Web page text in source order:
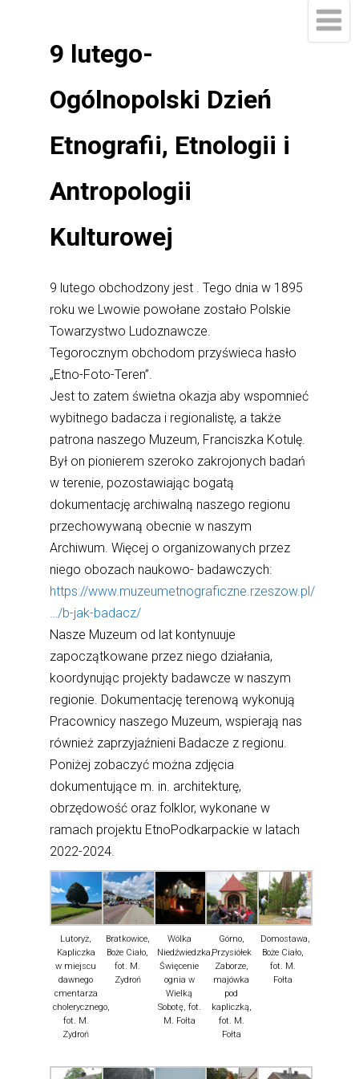
9 lutego-
Ogólnopolski Dzień
Etnografii, Etnologii i
Antropologii
Kulturowej
9 lutego obchodzony jest . Tego dnia w 1895
roku we Lwowie powołane zostało Polskie
Towarzystwo Ludoznawcze.
Tegorocznym obchodom przyświeca hasło
„Etno-Foto-Teren”.
Jest to zatem świetna okazja aby wspomnieć
wybitnego badacza i regionalistę, a także
patrona naszego Muzeum, Franciszka Kotulę.
Był on pionierem szeroko zakrojonych badań
w terenie, pozostawiając bogatą
dokumentację archiwalną naszego regionu
przechowywaną obecnie w naszym
Archiwum. Więcej o organizowanych przez
niego obozach naukowo- badawczych:
https://www.muzeumetnograficzne.rzeszow.pl/
…/b-jak-badacz/
Nasze Muzeum od lat kontynuuje
zapoczątkowane przez niego działania,
koordynując projekty badawcze w naszym
regionie. Dokumentację terenową wykonują
Pracownicy naszego Muzeum, wspierają nas
również zaprzyjaźnieni Badacze z regionu.
Poniżej zobaczyć można zdjęcia
dokumentujące m. in. architekturę,
obrzędowość oraz folklor, wykonane w
ramach projektu EtnoPodkarpackie w latach
2022-2024.
Lutoryż,
Kapliczka
w miejscu
dawnego
cmentarza
cholerycznego,
fot. M.
Zydroń
Bratkowice,
Boże Ciało,
fot. M.
Zydroń
Wólka
Niedźwiedzka,
Święcenie
ognia w
Wielką
Sobotę, fot.
M. Fołta
Górno,
Przysiółek
Zaborze,
majówka
pod
kapliczką,
fot. M.
Fołta
Domostawa,
Boże Ciało,
fot. M.
Fołta